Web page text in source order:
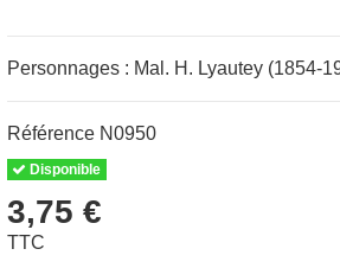
Personnages : Mal. H. Lyautey (1854-
Référence N0950
Disponible
3,75 €
TTC